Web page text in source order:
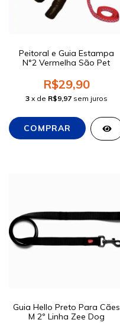
Peitoral e Guia Estampa
N°2 Vermelha São Pet
R$29,90
3 x de R$9,97 sem juros
Guia Hello Preto Para Cães
M 2º Linha Zee Dog